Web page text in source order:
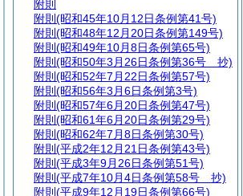
附則
附則 (昭和45年10月12日条例第41号)
附則 (昭和48年12月20日条例第149号)
附則 (昭和49年10月8日条例第65号)
附則 (昭和50年3月26日条例第36号 抄)
附則 (昭和52年7月22日条例第57号)
附則 (昭和56年3月6日条例第3号)
附則 (昭和57年6月20日条例第47号)
附則 (昭和61年6月20日条例第29号)
附則 (昭和62年7月8日条例第30号)
附則 (平成2年12月21日条例第43号)
附則 (平成3年9月26日条例第51号)
附則 (平成7年10月4日条例第58号 抄)
附則 (平成9年12月19日条例第66号)